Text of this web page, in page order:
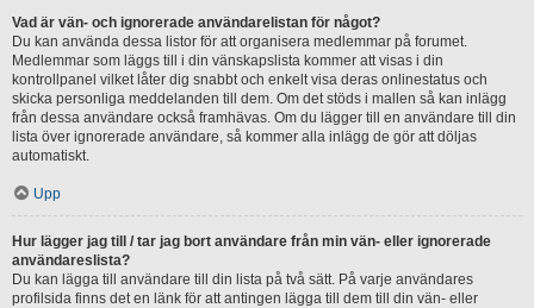
Vad är vän- och ignorerade användarelistan för något?
Du kan använda dessa listor för att organisera medlemmar på forumet.
Medlemmar som läggs till i din vänskapslista kommer att visas i din
kontrollpanel vilket låter dig snabbt och enkelt visa deras onlinestatus och
skicka personliga meddelanden till dem. Om det stöds i mallen så kan inlägg
från dessa användare också framhävas. Om du lägger till en användare till din
lista över ignorerade användare, så kommer alla inlägg de gör att döljas
automatiskt.
Upp
Hur lägger jag till / tar jag bort användare från min vän- eller ignorerade
användareslista?
Du kan lägga till användare till din lista på två sätt. På varje användares
profilsida finns det en länk för att antingen lägga till dem till din vän- eller